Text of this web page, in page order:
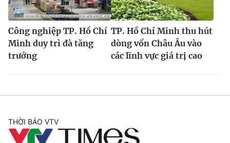
Công nghiệp TP. Hồ Chí
Minh duy trì đà tăng
trưởng
TP. Hồ Chí Minh thu hút
dòng vốn Châu Âu vào
các lĩnh vực giá trị cao
THỜI BÁO VTV